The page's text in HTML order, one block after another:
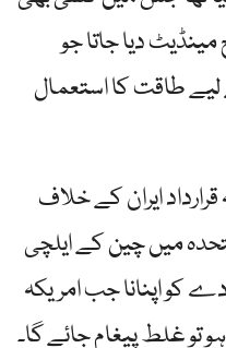
دیا جاتا جو
لیے طاقت کا استعمال
ایران کے خلاف
میں چین کے ایلچی
کو اپنانا جب امریکہ
تو غلط پیغام جائے گا۔